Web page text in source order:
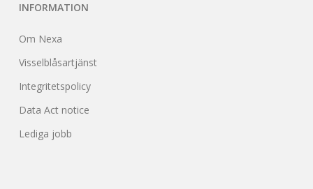
INFORMATION
Om Nexa
Visselblåsartjänst
Integritetspolicy
Data Act notice
Lediga jobb